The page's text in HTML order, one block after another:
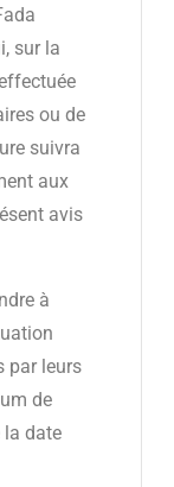
sur la
ou de
suivra
aux
avis
à
par leurs
de
la date